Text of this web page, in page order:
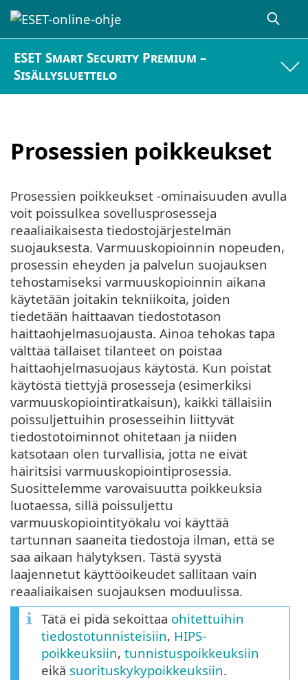
ESET Smart Security Premium –
Sisällysluettelo
Prosessien poikkeukset
Prosessien poikkeukset -ominaisuuden avulla
voit poissulkea sovellusprosesseja
reaaliaikaisesta tiedostojärjestelmän
suojauksesta. Varmuuskopioinnin nopeuden,
prosessin eheyden ja palvelun suojauksen
tehostamiseksi varmuuskopioinnin aikana
käytetään joitakin tekniikoita, joiden
tiedetään haittaavan tiedostotason
haittaohjelmasuojausta. Ainoa tehokas tapa
välttää tällaiset tilanteet on poistaa
haittaohjelmasuojaus käytöstä. Kun poistat
käytöstä tiettyjä prosesseja (esimerkiksi
varmuuskopiointiratkaisun), kaikki tällaisiin
poissuljettuihin prosesseihin liittyvät
tiedostotoiminnot ohitetaan ja niiden
katsotaan olen turvallisia, jotta ne eivät
häiritsisi varmuuskopiointiprosessia.
Suosittelemme varovaisuutta poikkeuksia
luotaessa, sillä poissuljettu
varmuuskopiointityökalu voi käyttää
tartunnan saaneita tiedostoja ilman, että se
saa aikaan hälytyksen. Tästä syystä
laajennetut käyttöoikeudet sallitaan vain
reaaliaikaisen suojauksen moduulissa.
Tätä ei pidä sekoittaa ohitettuihin
tiedostotunnisteisiin, HIPS-
poikkeuksiin, tunnistuspoikkeuksiin
eikä suorituskykypoikkeuksiin.